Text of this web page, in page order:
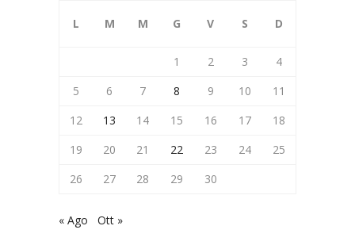
L M M G V S D
1 2 3
4
5
6 7 8 9 10
11
12
13 14 15 16 17
18
19
20 21 22 23 24
25
26
27 28 29 30
« Ago Ott »